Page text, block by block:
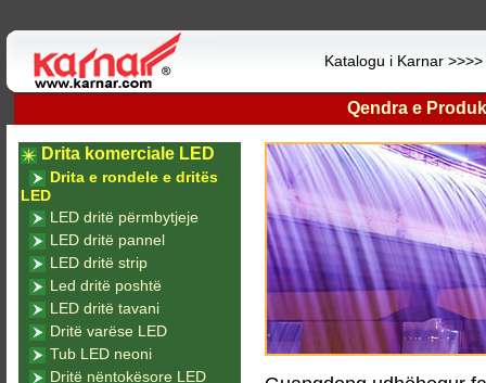
Katalogu i Karnar >>>>
Qendra e
Drita komerciale LED
Drita e rondele e dritës
LED
LED dritë përmbytjeje
LED dritë pannel
LED dritë strip
Led dritë poshtë
LED dritë tavani
Dritë varëse LED
Tub LED neoni
Dritë nëntokësore LED